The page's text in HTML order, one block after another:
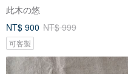
此木の悠
NT$ 900 NT$ 999
可客製